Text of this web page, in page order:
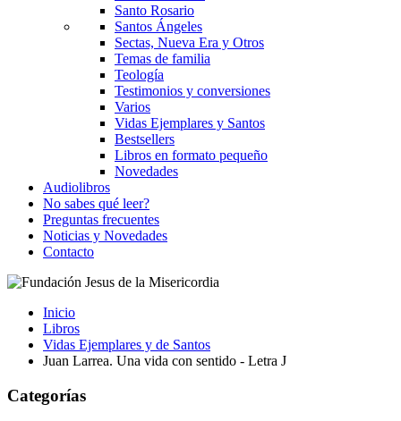
Santo Rosario
Santos Ángeles
Sectas, Nueva Era y Otros
Temas de familia
Teología
Testimonios y conversiones
Varios
Vidas Ejemplares y Santos
Bestsellers
Libros en formato pequeño
Novedades
Audiolibros
No sabes qué leer?
Preguntas frecuentes
Noticias y Novedades
Contacto
Inicio
Libros
Vidas Ejemplares y de Santos
Juan Larrea. Una vida con sentido - Letra J
Categorías